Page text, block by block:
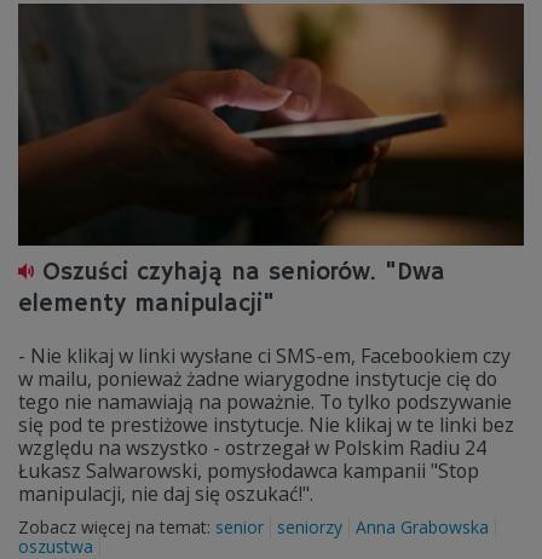
Oszuści czyhają na seniorów. "Dwa
elementy manipulacji"
- Nie klikaj w linki wysłane ci SMS-em, Facebookiem czy
w mailu, ponieważ żadne wiarygodne instytucje cię do
tego nie namawiają na poważnie. To tylko podszywanie
się pod te prestiżowe instytucje. Nie klikaj w te linki bez
względu na wszystko - ostrzegał w Polskim Radiu 24
Łukasz Salwarowski, pomysłodawca kampanii "Stop
manipulacji, nie daj się oszukać!".
Zobacz więcej na temat: senior seniorzy Anna Grabowska
oszustwa